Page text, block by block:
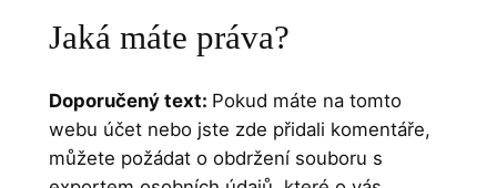
Jaká máte práva?
Doporučený text: Pokud máte na tomto
webu účet nebo jste zde přidali komentáře,
můžete požádat o obdržení souboru s